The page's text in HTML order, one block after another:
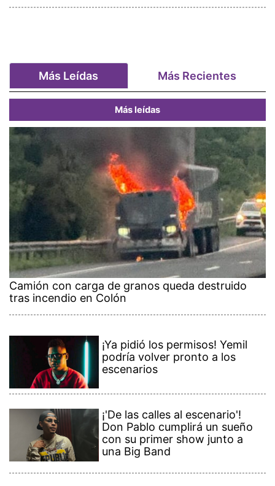
Más Leídas Más Recientes
Más leídas
Camión con carga de granos queda destruido
tras incendio en Colón
¡Ya pidió los permisos! Yemil
podría volver pronto a los
escenarios
¡'De las calles al escenario'!
Don Pablo cumplirá un sueño
con su primer show junto a
una Big Band